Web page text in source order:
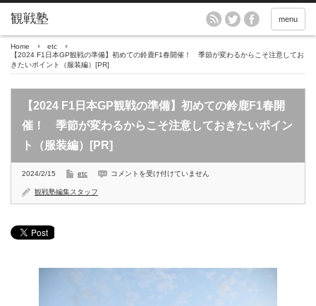
menu
Home
etc
【2024 F1日本GP観戦の準備】初めての鈴鹿F1春開催！ 季節が変わるからこそ注意してお
きたいポイント（服装編）[PR]
【2024 F1日本GP観戦の準備】初めての鈴鹿F1春開
催！ 季節が変わるからこそ注意しておきたいポイン
ト（服装編）[PR]
2024/2/15 etc
【2024
コメントを受け付けていません
観戦塾編集スタッフ